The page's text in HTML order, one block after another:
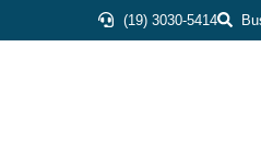
(19) 3030-5414